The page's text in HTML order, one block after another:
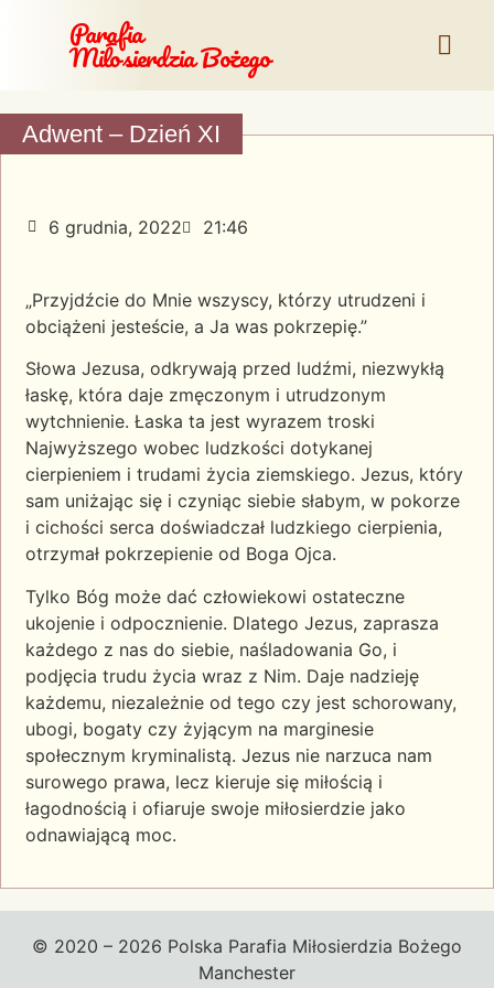
Parafia
Miłosierdzia Bożego
Adwent – Dzień XI
6 grudnia, 2022 21:46
„Przyjdźcie do Mnie wszyscy, którzy utrudzeni i
obciążeni jesteście, a Ja was pokrzepię.”
Słowa Jezusa, odkrywają przed ludźmi, niezwykłą
łaskę, która daje zmęczonym i utrudzonym
wytchnienie. Łaska ta jest wyrazem troski
Najwyższego wobec ludzkości dotykanej
cierpieniem i trudami życia ziemskiego. Jezus, który
sam uniżając się i czyniąc siebie słabym, w pokorze
i cichości serca doświadczał ludzkiego cierpienia,
otrzymał pokrzepienie od Boga Ojca.
Tylko Bóg może dać człowiekowi ostateczne
ukojenie i odpocznienie. Dlatego Jezus, zaprasza
każdego z nas do siebie, naśladowania Go, i
podjęcia trudu życia wraz z Nim. Daje nadzieję
każdemu, niezależnie od tego czy jest schorowany,
ubogi, bogaty czy żyjącym na marginesie
społecznym kryminalistą. Jezus nie narzuca nam
surowego prawa, lecz kieruje się miłością i
łagodnością i ofiaruje swoje miłosierdzie jako
odnawiającą moc.
© 2020 – 2026 Polska Parafia Miłosierdzia Bożego
Manchester